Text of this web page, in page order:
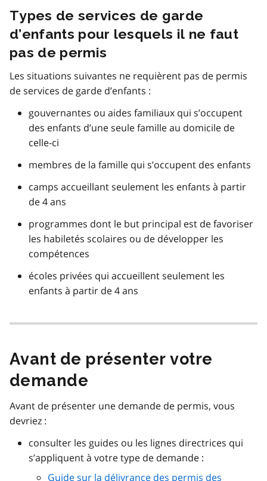
Types de services de garde
d’enfants pour lesquels il ne faut
pas de permis
Les situations suivantes ne requièrent pas de permis
de services de garde d’enfants :
gouvernantes ou aides familiaux qui s’occupent
des enfants d’une seule famille au domicile de
celle-ci
membres de la famille qui s’occupent des enfants
camps accueillant seulement les enfants à partir
de 4 ans
programmes dont le but principal est de favoriser
les habiletés scolaires ou de développer les
compétences
écoles privées qui accueillent seulement les
enfants à partir de 4 ans
Avant de présenter votre
demande
Avant de présenter une demande de permis, vous
devriez :
consulter les guides ou les lignes directrices qui
s’appliquent à votre type de demande :
Guide sur la délivrance des permis des